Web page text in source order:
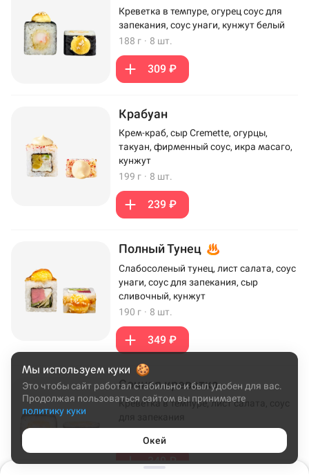
Креветка в темпуре, огурец соус для
запекания, соус унаги, кунжут белый
188 г · 8 шт.
309 ₽
Крабуан
Крем-краб, сыр Cremette, огурцы,
такуан, фирменный соус, икра масаго,
кунжут
199 г · 8 шт.
239 ₽
Полный Тунец
Слабосоленый тунец, лист салата, соус
унаги, соус для запекания, сыр
сливочный, кунжут
190 г · 8 шт.
349 ₽
Сочная креветка
Креветка в темпуре, лист салата, соус
349 ₽
Мы используем куки
Это чтобы сайт работал стабильно и был удобен для вас.
Продолжая пользоваться сайтом вы принимаете
политику куки
Окей